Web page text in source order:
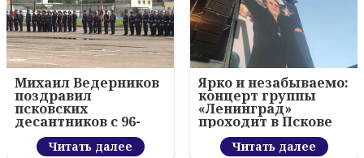
Михаил Ведерников
поздравил
псковских
десантников с 96-
летием ВДВ и
вручил награды
Читать далее
Ярко и незабываемо:
концерт группы
«Ленинград»
проходит в Пскове
Читать далее